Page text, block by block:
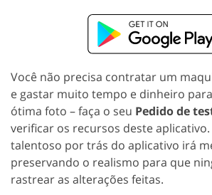
Você não precisa contratar um
e gastar muito tempo e dinheiro
ótima foto – faça o seu Pedido de
verificar os recursos deste
talentoso por trás do aplicativo irá
preservando o realismo para que
rastrear as alterações feitas.